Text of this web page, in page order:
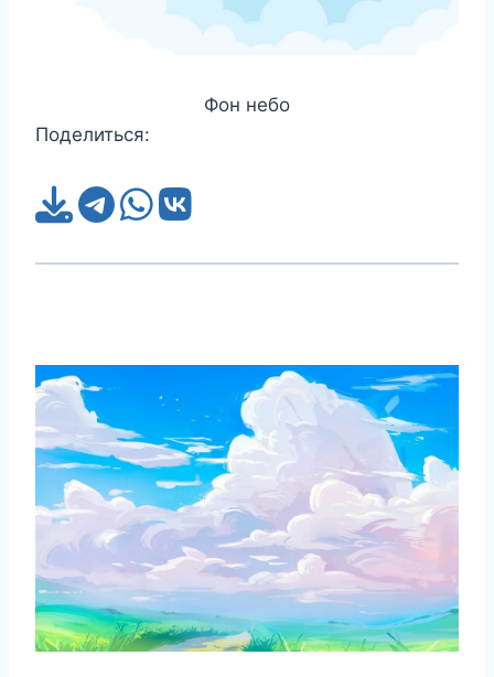
Фон небо
Поделиться: